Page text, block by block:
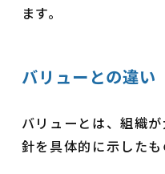
ます。
バリューとの違い
バリューとは、組織
針を具体的に示したも